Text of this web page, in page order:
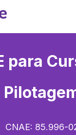
para
CNAE: 85.996-